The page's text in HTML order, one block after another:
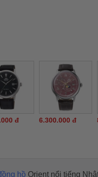
đ 6.300.000 đ
hồ Orient nổi tiếng